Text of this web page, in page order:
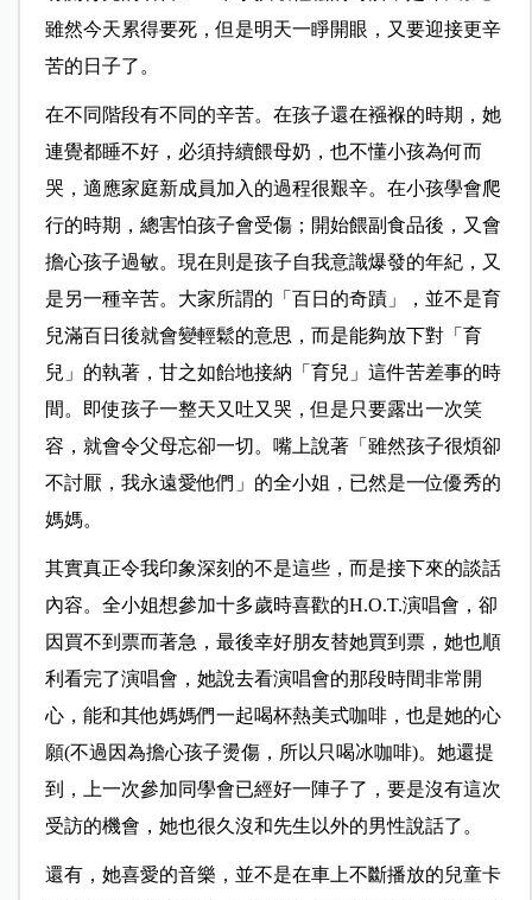
雖然今天累得要死，但是明天一睜開眼，又要迎接更辛
苦的日子了。
在不同階段有不同的辛苦。在孩子還在襁褓的時期，她
連覺都睡不好，必須持續餵母奶，也不懂小孩為何而
哭，適應家庭新成員加入的過程很艱辛。在小孩學會爬
行的時期，總害怕孩子會受傷；開始餵副食品後，又會
擔心孩子過敏。現在則是孩子自我意識爆發的年紀，又
是另一種辛苦。大家所謂的「百日的奇蹟」，並不是育
兒滿百日後就會變輕鬆的意思，而是能夠放下對「育
兒」的執著，甘之如飴地接納「育兒」這件苦差事的時
間。即使孩子一整天又吐又哭，但是只要露出一次笑
容，就會令父母忘卻一切。嘴上說著「雖然孩子很煩卻
不討厭，我永遠愛他們」的全小姐，已然是一位優秀的
媽媽。
其實真正令我印象深刻的不是這些，而是接下來的談話
內容。全小姐想參加十多歲時喜歡的H.O.T.演唱會，卻
因買不到票而著急，最後幸好朋友替她買到 票，她也順
利看完了演唱會，她說去看演唱會的那段時間非常開
心，能和其他媽媽們一起喝杯熱美式咖啡，也是她的心
願(不過因為擔心孩子燙傷，所以只喝冰咖啡)。她還提
到，上一次參加同學會已經好一陣子了，要是沒有這次
受訪的機會，她也很久沒和先生以外的男性說話了。
還有，她喜愛的音樂，並不是在車上不斷播放的兒童卡